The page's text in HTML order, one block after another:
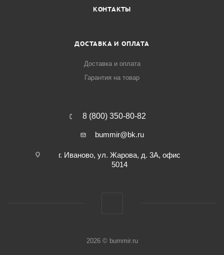
КОНТАКТЫ
ДОСТАВКА И ОПЛАТА
Доставка и оплата
Гарантия на товар
8 (800) 350-80-82
bummir@bk.ru
г. Иваново, ул. Жарова, д. 3А, офис
5014
2026 © bummir.ru